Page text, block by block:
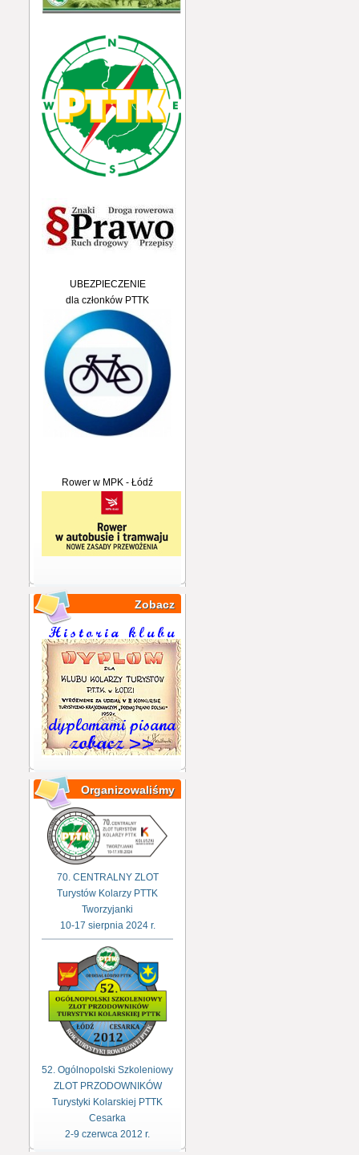
UBEZPIECZENIE
dla członków PTTK
Rower w MPK - Łódź
Zobacz
Organizowaliśmy
70. CENTRALNY ZLOT
Turystów Kolarzy PTTK
Tworzyjanki
10-17 sierpnia 2024 r.
52. Ogólnopolski Szkoleniowy
ZLOT PRZODOWNIKÓW
Turystyki Kolarskiej PTTK
Cesarka
2-9 czerwca 2012 r.